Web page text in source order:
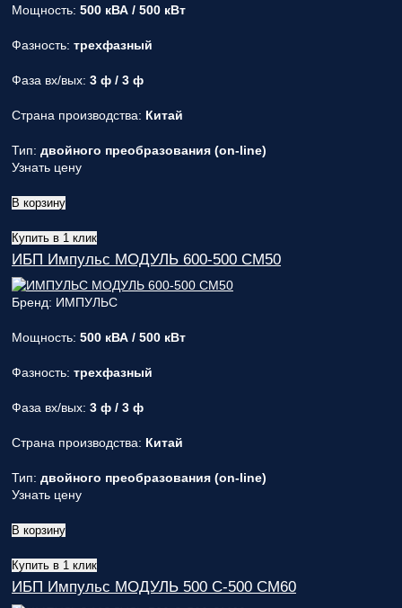
Мощность: 500 кВА / 500 кВт
Фазность: трехфазный
Фаза вх/вых: 3 ф / 3 ф
Страна производства: Китай
Тип: двойного преобразования (on-line)
Узнать цену
В корзину
Купить в 1 клик
ИБП Импульс МОДУЛЬ 600-500 СМ50
Бренд: ИМПУЛЬС
Мощность: 500 кВА / 500 кВт
Фазность: трехфазный
Фаза вх/вых: 3 ф / 3 ф
Страна производства: Китай
Тип: двойного преобразования (on-line)
Узнать цену
В корзину
Купить в 1 клик
ИБП Импульс МОДУЛЬ 500 С-500 СМ60